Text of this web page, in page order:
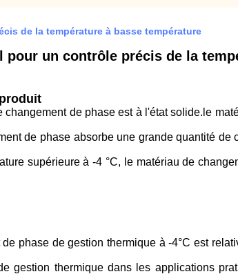
de la température à basse température
un contrôle précis de la
de phase est à l'état solide.le
de phase absorbe une grande quantité de
supérieure à -4 °C, le matériau de
phase de gestion thermique à -4°C est
gestion thermique dans les applications